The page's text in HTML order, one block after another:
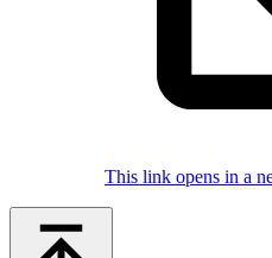
This link opens in a